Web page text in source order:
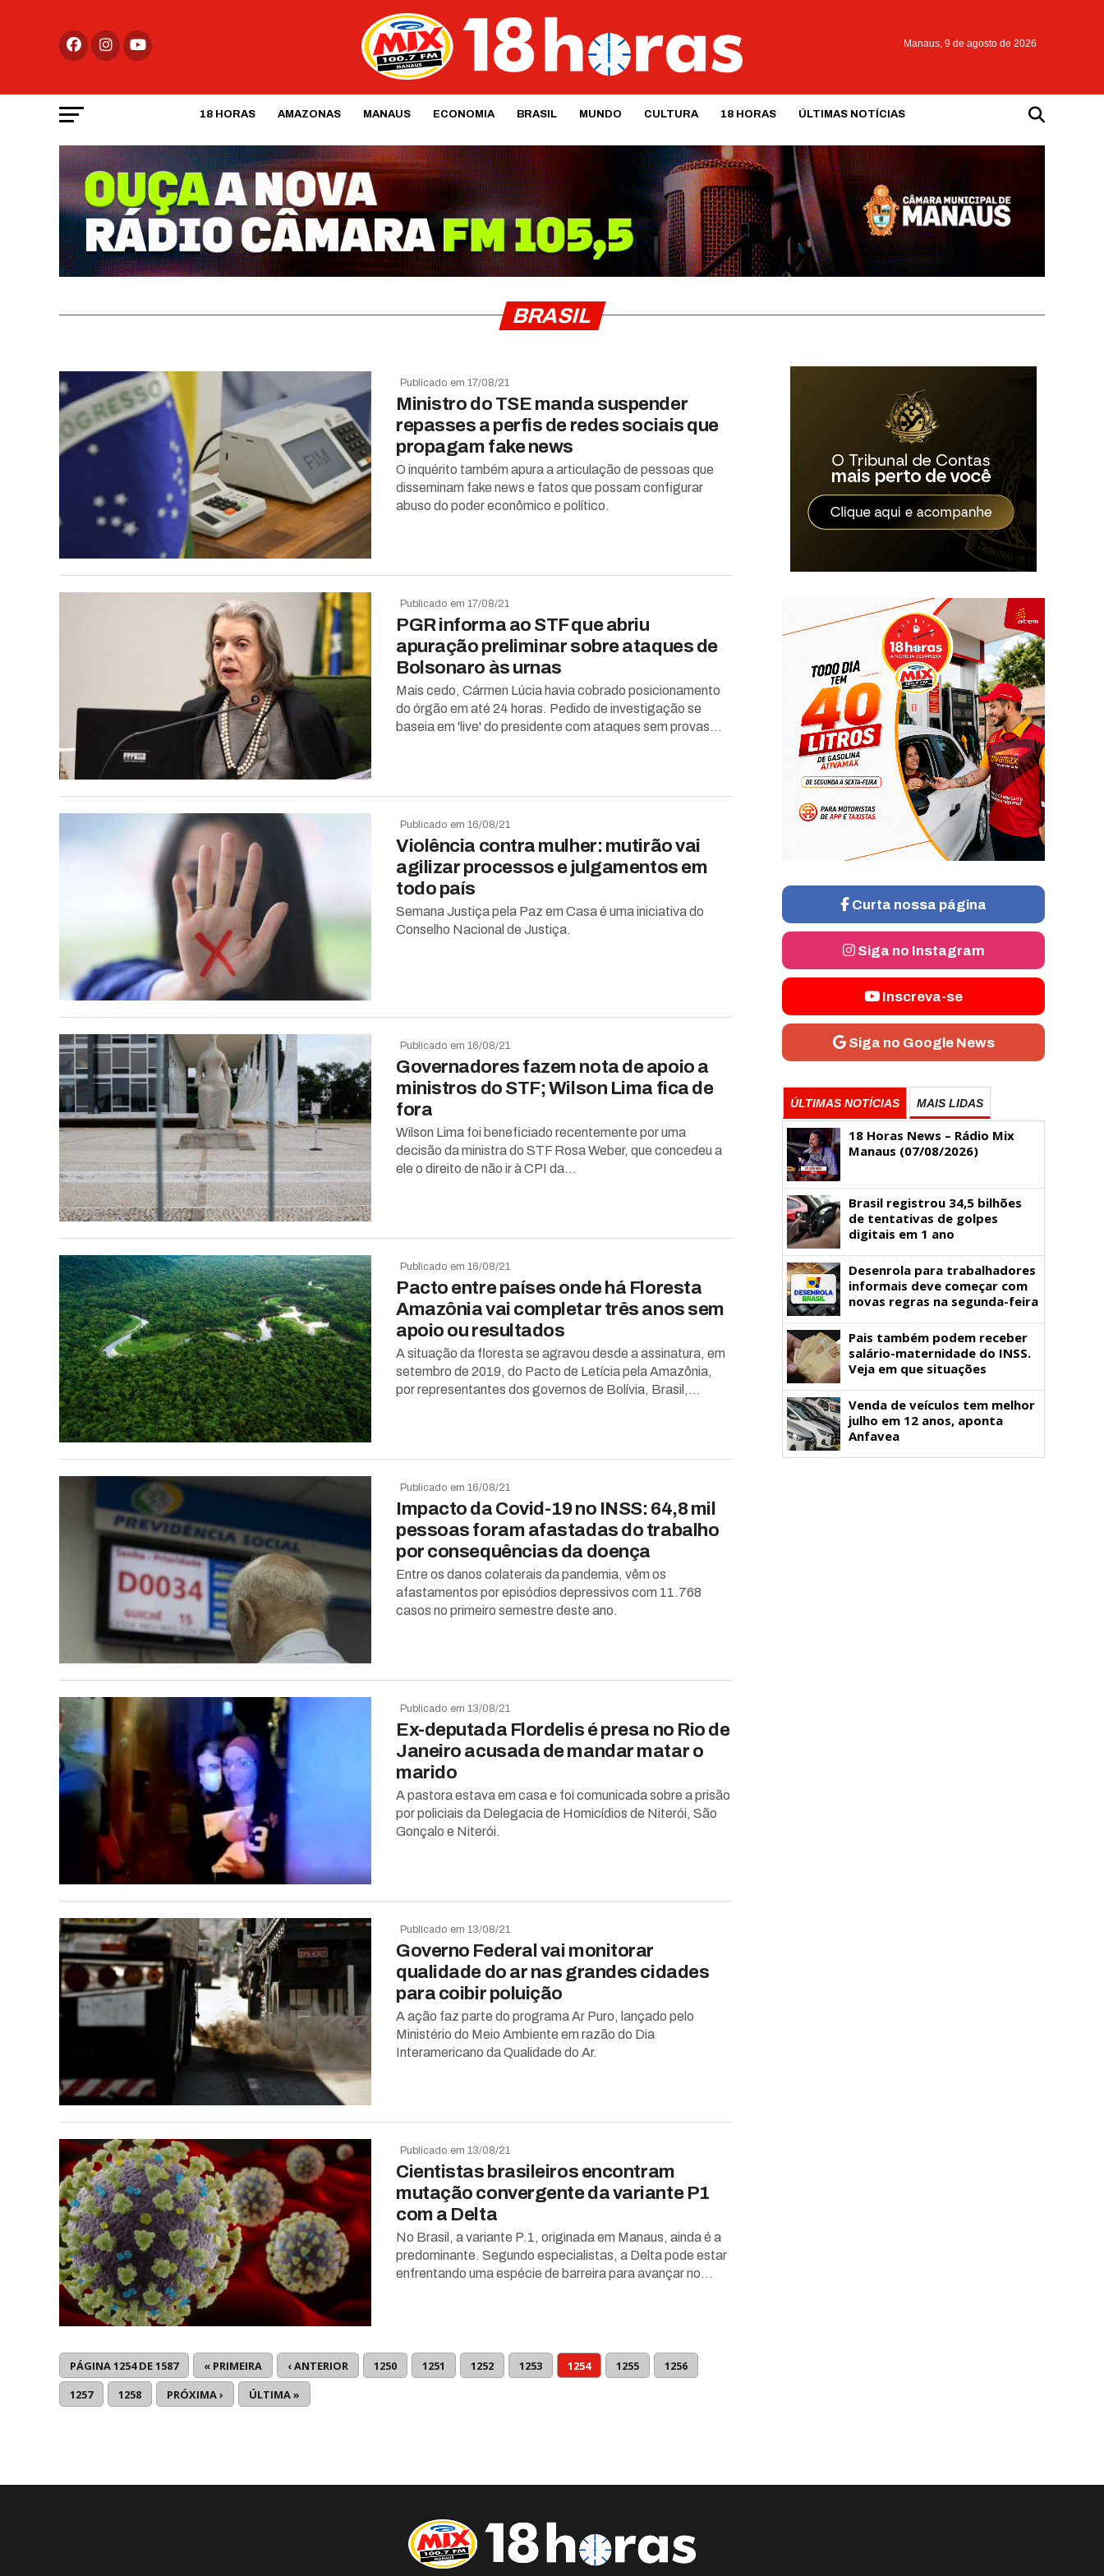
Manaus, 9 de agosto de 2026
18 HORAS AMAZONAS MANAUS ECONOMIA BRASIL MUNDO CULTURA 18 HORAS ÚLTIMAS NOTÍCIAS
BRASIL
Publicado em 17/08/21
Ministro do TSE manda suspender
repasses a perfis de redes sociais que
propagam fake news
O inquérito também apura a articulação de pessoas que
disseminam fake news e fatos que possam configurar
abuso do poder econômico e político.
Publicado em 17/08/21
PGR informa ao STF que abriu
apuração preliminar sobre ataques de
Bolsonaro às urnas
Mais cedo, Cármen Lúcia havia cobrado posicionamento
do órgão em até 24 horas. Pedido de investigação se
baseia em 'live' do presidente com ataques sem provas...
Publicado em 16/08/21
Violência contra mulher: mutirão vai
agilizar processos e julgamentos em
todo país
Semana Justiça pela Paz em Casa é uma iniciativa do
Conselho Nacional de Justiça.
Publicado em 16/08/21
Governadores fazem nota de apoio a
ministros do STF; Wilson Lima fica de
fora
Wilson Lima foi beneficiado recentemente por uma
decisão da ministra do STF Rosa Weber, que concedeu a
ele o direito de não ir à CPI da...
Publicado em 16/08/21
Pacto entre países onde há Floresta
Amazônia vai completar três anos sem
apoio ou resultados
A situação da floresta se agravou desde a assinatura, em
setembro de 2019, do Pacto de Letícia pela Amazônia,
por representantes dos governos de Bolívia, Brasil,...
Publicado em 16/08/21
Impacto da Covid-19 no INSS: 64,8 mil
pessoas foram afastadas do trabalho
por consequências da doença
Entre os danos colaterais da pandemia, vêm os
afastamentos por episódios depressivos com 11.768
casos no primeiro semestre deste ano.
Publicado em 13/08/21
Ex-deputada Flordelis é presa no Rio de
Janeiro acusada de mandar matar o
marido
A pastora estava em casa e foi comunicada sobre a prisão
por policiais da Delegacia de Homicídios de Niterói, São
Gonçalo e Niterói.
Publicado em 13/08/21
Governo Federal vai monitorar
qualidade do ar nas grandes cidades
para coibir poluição
A ação faz parte do programa Ar Puro, lançado pelo
Ministério do Meio Ambiente em razão do Dia
Interamericano da Qualidade do Ar.
Publicado em 13/08/21
Cientistas brasileiros encontram
mutação convergente da variante P1
com a Delta
No Brasil, a variante P.1, originada em Manaus, ainda é a
predominante. Segundo especialistas, a Delta pode estar
enfrentando uma espécie de barreira para avançar no...
PÁGINA 1254 DE 1587 « PRIMEIRA ‹ ANTERIOR 1250 1251 1252 1253 1254 1255
1256
1257
1258 PRÓXIMA › ÚLTIMA »
Curta nossa página
Siga no Instagram
Inscreva-se
Siga no Google News
ÚLTIMAS NOTÍCIAS MAIS LIDAS
18 Horas News​​​​​​​​​​​​ – Rádio Mix
Manaus (07/08/2026)
Brasil registrou 34,5 bilhões
de tentativas de golpes
digitais em 1 ano
Desenrola para trabalhadores
informais deve começar com
novas regras na segunda-feira
Pais também podem receber
salário-maternidade do INSS.
Veja em que situações
Venda de veículos tem melhor
julho em 12 anos, aponta
Anfavea